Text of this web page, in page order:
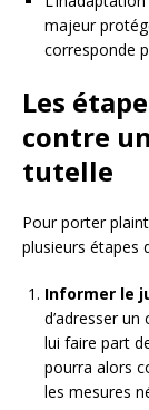
majeur
corresponde
Les
contre
tutelle
Pour porter
plusieurs étapes
Informer le
d’adresser
lui faire part
pourra alors
les mesures